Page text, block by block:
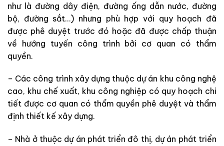
như là đường dây điện, đường ống dẫn nước, đường
bộ, đường sắt…) nhưng phù hợp với quy hoạch đã
được phê duyệt trước đó hoặc đã được chấp thuận
về hướng tuyến công trình bởi cơ quan có thẩm
quyền.
– Các công trình xây dựng thuộc dự án khu công nghệ
cao, khu chế xuất, khu công nghiệp có quy hoạch chi
tiết được cơ quan có thẩm quyền phê duyệt và thẩm
định thiết kế xây dựng.
– Nhà ở thuộc dự án phát triển đô thị, dự án phát triển